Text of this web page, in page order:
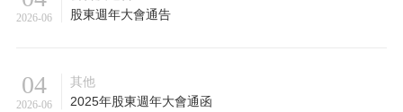
2026-06
股東週年大會通告
04
2026-06
其他
2025年股東週年大會通函